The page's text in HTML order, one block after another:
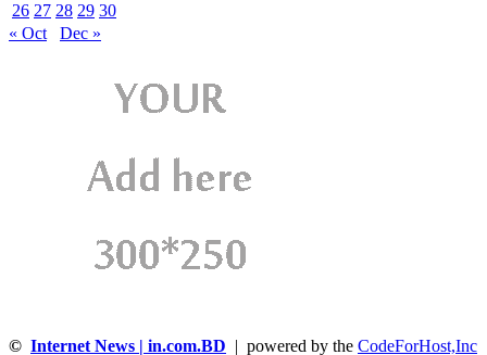
26 27 28 29 30
« Oct
Dec »
© Internet News | in.com.BD | powered by the CodeForHost,Inc